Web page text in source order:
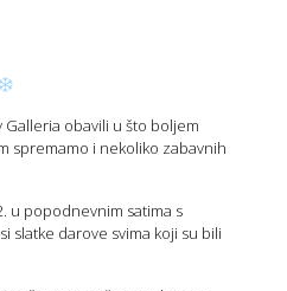
Galleria obavili u što boljem
spremamo i nekoliko zabavnih
u popodnevnim satima s
slatke darove svima koji su bili